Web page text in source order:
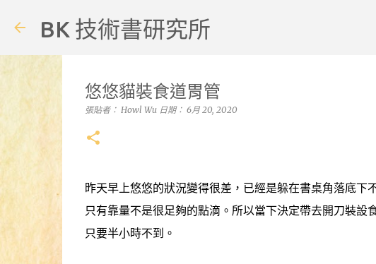
BK 技術書研究所
悠悠貓裝食道胃管
張貼者： Howl Wu 日期： 6月 20, 2020
昨天早上悠悠的狀況變得很差，已經是躲在書桌角落底下
只有靠量不是很足夠的點滴。所以當下決定帶去開刀裝
只要半小時不到。